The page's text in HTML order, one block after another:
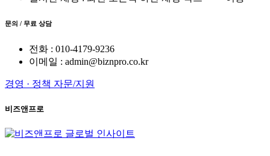
문의 / 무료 상담
전화 : 010-4179-9236
이메일 : admin@biznpro.co.kr
경영 · 정책 자문/지원
비즈앤프로